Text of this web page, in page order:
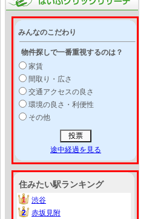
みんなのこだわり
物件探しで一番重視するのは？
家賃
間取り・広さ
交通アクセスの良さ
環境の良さ・利便性
その他
途中経過を見る
住みたい駅ランキング
1
1
渋谷
2
2
赤坂見附